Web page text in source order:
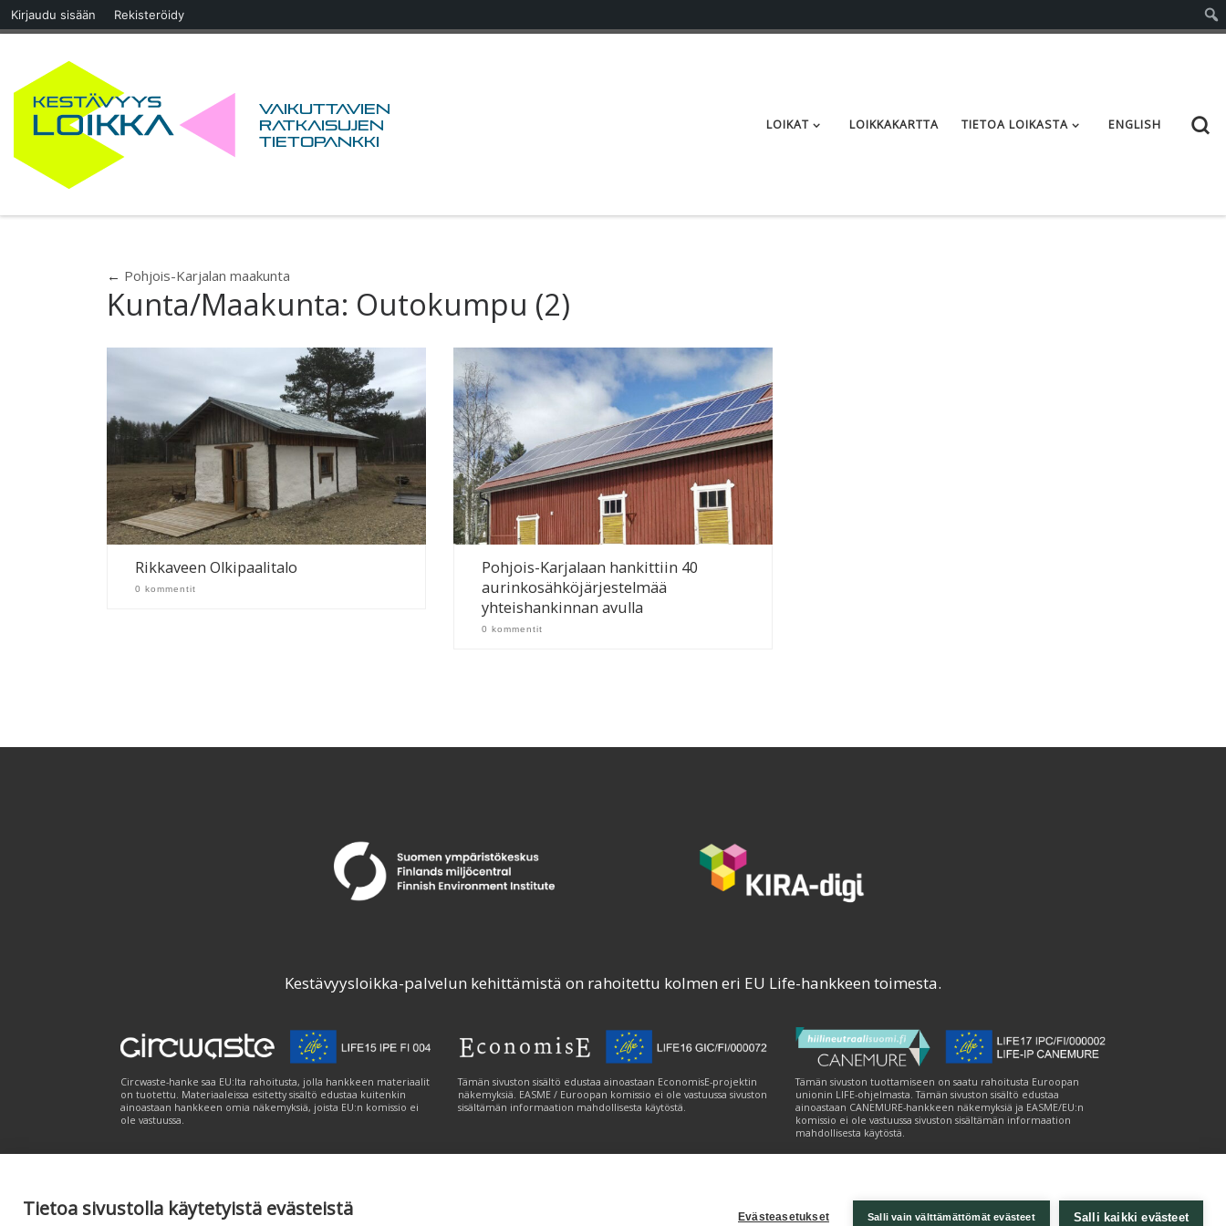
Tietoa sivustolla käytetyistä evästeistä Evästeasetukset Salli vain välttämättömät evästeet Salli kaikki evästeet
Kirjaudu sisään Rekisteröidy
Skip to content
Vaikuttavien
ratkaisujen
tietopankki
LOIKAT LOIKKAKARTTA TIETOA LOIKASTA ENGLISH
← Pohjois-Karjalan maakunta
Kunta/Maakunta: Outokumpu (2)
Rikkaveen Olkipaalitalo
0 kommentit
Pohjois-Karjalaan hankittiin 40
aurinkosähköjärjestelmää
yhteishankinnan avulla
0 kommentit
Kestävyysloikka-palvelun kehittämistä on rahoitettu kolmen eri EU Life-hankkeen toimesta.
Circwaste-hanke saa EU:lta rahoitusta, jolla hankkeen materiaalit
on tuotettu. Materiaaleissa esitetty sisältö edustaa kuitenkin
ainoastaan hankkeen omia näkemyksiä, joista EU:n komissio ei
ole vastuussa.
Tämän sivuston sisältö edustaa ainoastaan EconomisE-projektin
näkemyksiä. EASME / Euroopan komissio ei ole vastuussa sivuston
sisältämän informaation mahdollisesta käytöstä.
Tämän sivuston tuottamiseen on saatu rahoitusta Euroopan
unionin LIFE-ohjelmasta. Tämän sivuston sisältö edustaa
ainoastaan CANEMURE-hankkeen näkemyksiä ja EASME/EU:n
komissio ei ole vastuussa sivuston sisältämän informaation
mahdollisesta käytöstä.